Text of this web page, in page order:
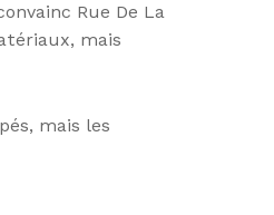
Rue De La
mais
mais les